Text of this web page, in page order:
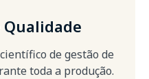
de gestão de
toda a produção.